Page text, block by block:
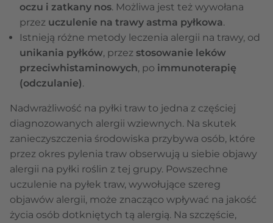
oczu i zatkany nos. Możliwa jest też wywołana
przez uczulenie na trawy astma pyłkowa.
Istnieją różne metody leczenia alergii na trawy, od
unikania pyłków, przez stosowanie leków
przeciwhistaminowych, po immunoterapię
(odczulanie).
Nadwrażliwość na pyłki traw to jedna z częściej
diagnozowanych alergii wziewnych. Na skutek
zanieczyszczenia środowiska przybywa osób, które
przez okres pylenia traw obserwują u siebie objawy
alergii na pyłki roślin z tej grupy. Powszechne
uczulenie na pyłek traw, wywołujące szereg
objawów alergii, może znacząco wpływać na jakość
życia osób dotkniętych tą alergią. Na szczęście,